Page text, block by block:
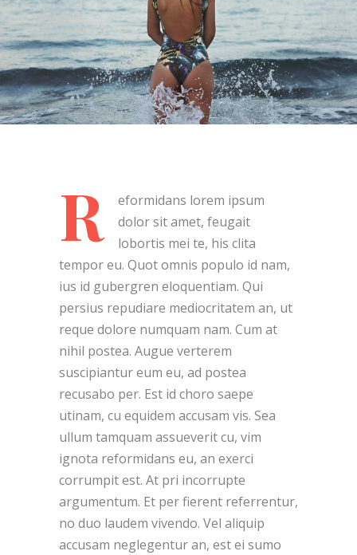
R
eformidans lorem ipsum
dolor sit amet, feugait
lobortis mei te, his clita
tempor eu. Quot omnis populo id nam,
ius id gubergren eloquentiam. Qui
persius repudiare mediocritatem an, ut
reque dolore numquam nam. Cum at
nihil postea. Augue verterem
suscipiantur eum eu, ad postea
recusabo per. Est id choro saepe
utinam, cu equidem accusam vis. Sea
ullum tamquam assueverit cu, vim
ignota reformidans eu, an exerci
corrumpit est. At pri incorrupte
argumentum. Et per fierent referrentur,
no duo laudem vivendo. Vel aliquip
accusam neglegentur an, est ei sumo